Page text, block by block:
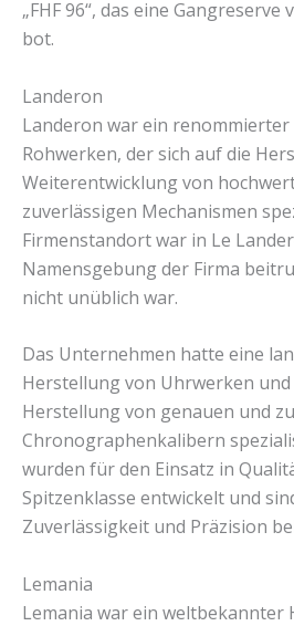
„FHF 96“, das eine
bot.
Landeron
Landeron war ein
Rohwerken, der sich auf die
Weiterentwicklung von
zuverlässigen Mechanismen
Firmenstandort war in Le
Namensgebung der Firma
nicht unüblich war.
Das Unternehmen hatte eine
Herstellung von Uhrwerken
Herstellung von genauen und
Chronographenkalibern
wurden für den Einsatz in
Spitzenklasse entwickelt und
Zuverlässigkeit und Präzision
Lemania
Lemania war ein weltbekannter